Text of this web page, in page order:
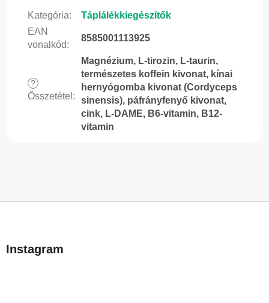
Kategória:
Táplálékkiegészítők
EAN
vonalkód:
8585001113925
?
Összetétel :
Magnézium, L-tirozin, L-taurin,
természetes koffein kivonat, kínai
hernyógomba kivonat (Cordyceps
sinensis), páfrányfenyő kivonat,
cink, L-DAME, B6-vitamin, B12-
vitamin
bInstagram